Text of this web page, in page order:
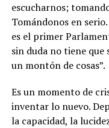
escucharnos;
Tomándonos en
es el primer
sin duda no tiene
un montón de cosas”.
Es un momento de
inventar lo nuevo.
la capacidad, la